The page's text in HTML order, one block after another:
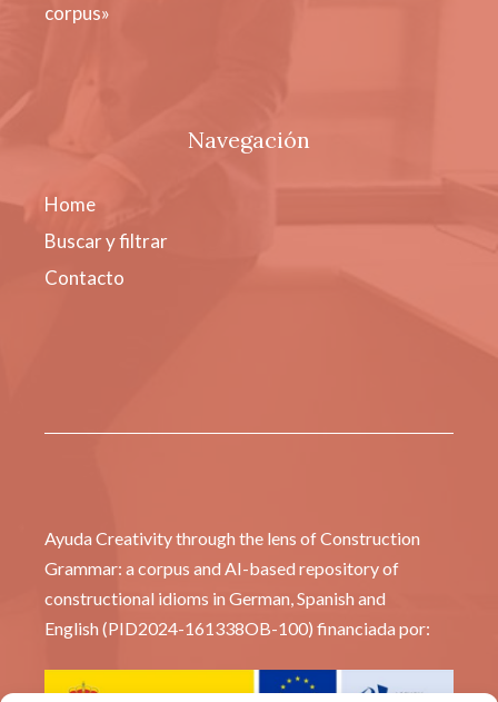
corpus»
Navegación
Home
Buscar y filtrar
Contacto
Ayuda Creativity through the lens of Construction
Grammar: a corpus and AI-based repository of
constructional idioms in German, Spanish and
English (PID2024-161338OB-100) financiada por: